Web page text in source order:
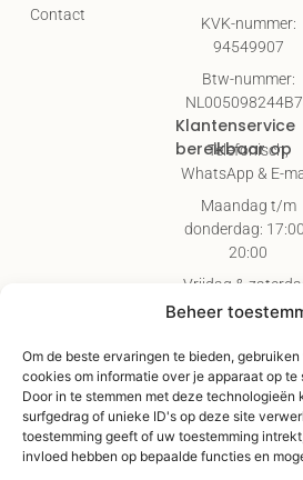
Beheer
Om de beste ervaringen te bieden,
cookies om informatie over je apparaat op
Door in te stemmen met deze
surfgedrag of unieke ID's op deze site
toestemming geeft of uw toestemming
invloed hebben op bepaalde functies en
Contact
KVK-nummer:
94549907
Btw-nummer:
Klantenservice
bereikbaar op
Telefonisch,
WhatsApp & E-
Maandag t/m
donderdag:
20:00
Vrijdag &
09:00 - 17:00
vanaf €75,-
Verzending
4 werkdagen
Afhaal